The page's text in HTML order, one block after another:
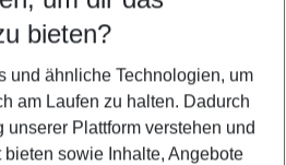
5-8 Nächte
Kinder
anzeigen
bieten?
und ähnliche Technologien, um
am Laufen zu halten. Dadurch
unserer Plattform verstehen und
sowie Inhalte, Angebote